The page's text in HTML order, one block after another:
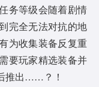
务等级会随着剧情
完全无法对抗的地
为收集装备反复重
要玩家精选装备并
推出……？！